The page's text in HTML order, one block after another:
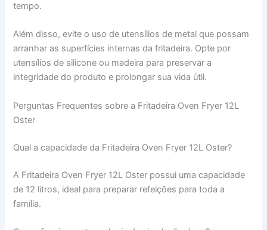
tempo.
Além disso, evite o uso de utensílios de metal que possam
arranhar as superfícies internas da fritadeira. Opte por
utensílios de silicone ou madeira para preservar a
integridade do produto e prolongar sua vida útil.
Perguntas Frequentes sobre a Fritadeira Oven Fryer 12L
Oster
Qual a capacidade da Fritadeira Oven Fryer 12L Oster?
A Fritadeira Oven Fryer 12L Oster possui uma capacidade
de 12 litros, ideal para preparar refeições para toda a
família.